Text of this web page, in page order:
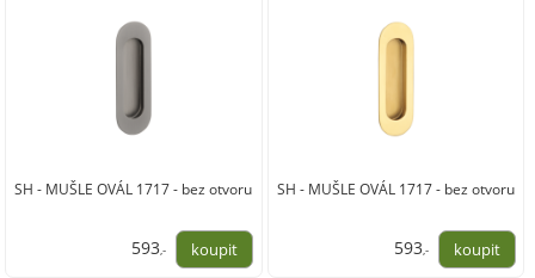
SH - MUŠLE OVÁL 1717 - bez otvoru
593,-
SH - MUŠLE OVÁL 1717 - bez otvoru
593,-